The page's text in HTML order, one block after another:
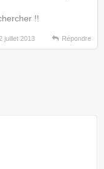
!!
2 juillet 2013 Répondre